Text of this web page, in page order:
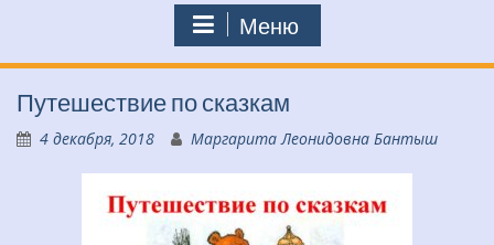
Меню
Путешествие по сказкам
4 декабря, 2018 Маргарита Леонидовна Бантыш